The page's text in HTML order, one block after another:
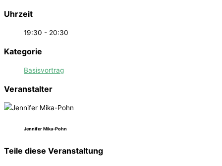
Uhrzeit
19:30 - 20:30
Kategorie
Basisvortrag
Veranstalter
Jennifer Mika-Pohn
Teile diese Veranstaltung